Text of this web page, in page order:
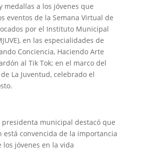
medallas a los jóvenes que
eventos de la Semana Virtual de
por el Instituto Municipal
en las especialidades de
Conciencia, Haciendo Arte
al Tik Tok; en el marco del
La Juventud, celebrado el
presidenta municipal destacó que
está convencida de la importancia
jóvenes en la vida